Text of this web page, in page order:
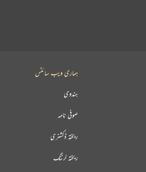
ہماری ویب سائٹس
ہندوی
صوفی نامہ
ریختہ ڈکشنری
ریختہ لرننگ